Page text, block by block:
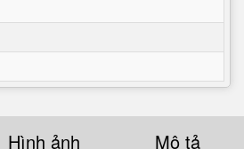
Hình ảnh Mô tả